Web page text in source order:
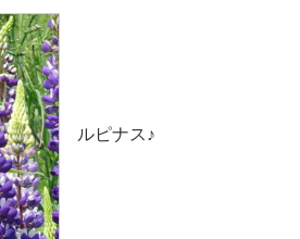
ルピナス♪